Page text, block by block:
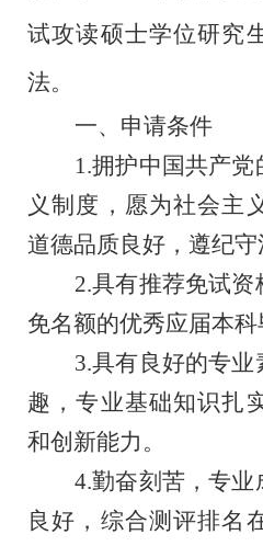
试攻读硕士学位研究
法。
一、 申请条件
1.拥护中国共产
义制度，愿为社会主
道德品质良好，遵纪守
2.具有推荐免试
免名额的优秀应届本科
3.具有良好的专
趣，专业基础知识扎
和创新能力。
4.勤奋刻苦，专
良好，综合测评排名